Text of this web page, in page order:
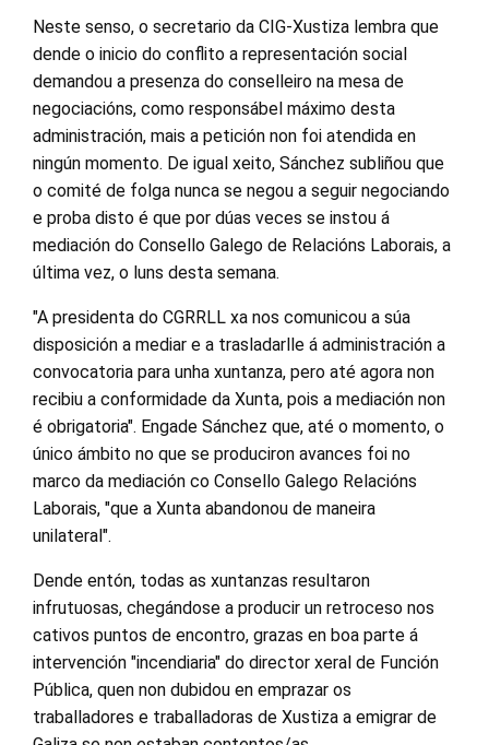
Neste senso, o secretario da CIG-Xustiza lembra que
dende o inicio do conflito a representación social
demandou a presenza do conselleiro na mesa de
negociacións, como responsábel máximo desta
administración, mais a petición non foi atendida en
ningún momento. De igual xeito, Sánchez subliñou que
o comité de folga nunca se negou a seguir negociando
e proba disto é que por dúas veces se instou á
mediación do Consello Galego de Relacións Laborais, a
última vez, o luns desta semana.
"A presidenta do CGRRLL xa nos comunicou a súa
disposición a mediar e a trasladarlle á administración a
convocatoria para unha xuntanza, pero até agora non
recibiu a conformidade da Xunta, pois a mediación non
é obrigatoria". Engade Sánchez que, até o momento, o
único ámbito no que se produciron avances foi no
marco da mediación co Consello Galego Relacións
Laborais, "que a Xunta abandonou de maneira
unilateral".
Dende entón, todas as xuntanzas resultaron
infrutuosas, chegándose a producir un retroceso nos
cativos puntos de encontro, grazas en boa parte á
intervención "incendiaria" do director xeral de Función
Pública, quen non dubidou en emprazar os
traballadores e traballadoras de Xustiza a emigrar de